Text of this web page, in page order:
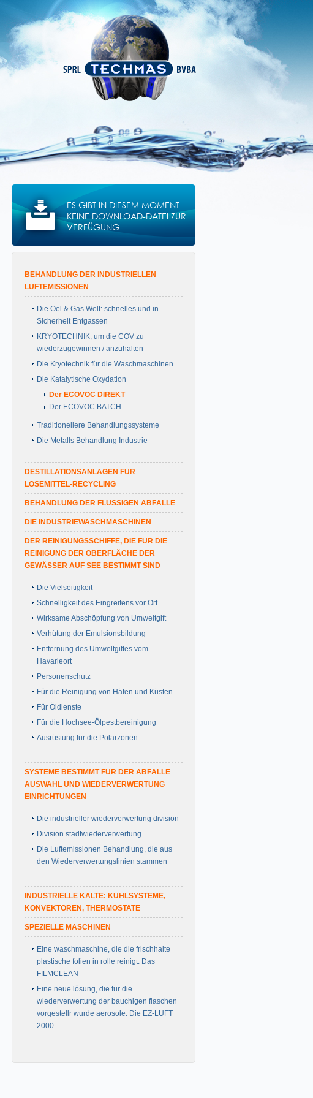
ES GIBT IN DIESEM MOMENT
KEINE DOWNLOAD-DATEI ZUR
VERFÜGUNG
BEHANDLUNG DER INDUSTRIELLEN
LUFTEMISSIONEN
Die Oel & Gas Welt: schnelles und in
Sicherheit Entgassen
KRYOTECHNIK, um die COV zu
wiederzugewinnen / anzuhalten
Die Kryotechnik für die Waschmaschinen
Die Katalytische Oxydation
Der ECOVOC DIREKT
Der ECOVOC BATCH
Traditionellere Behandlungssysteme
Die Metalls Behandlung Industrie
DESTILLATIONSANLAGEN FÜR
LÖSEMITTEL-RECYCLING
BEHANDLUNG DER FLÜSSIGEN ABFÄLLE
DIE INDUSTRIEWASCHMASCHINEN
DER REINIGUNGSSCHIFFE, DIE FÜR DIE
REINIGUNG DER OBERFLÄCHE DER
GEWÄSSER AUF SEE BESTIMMT SIND
Die Vielseitigkeit
Schnelligkeit des Eingreifens vor Ort
Wirksame Abschöpfung von Umweltgift
Verhütung der Emulsionsbildung
Entfernung des Umweltgiftes vom
Havarieort
Personenschutz
Für die Reinigung von Häfen und Küsten
Für Öldienste
Für die Hochsee-Ölpestbereinigung
Ausrüstung für die Polarzonen
SYSTEME BESTIMMT FÜR DER ABFÄLLE
AUSWAHL UND WIEDERVERWERTUNG
EINRICHTUNGEN
Die industrieller wiederverwertung division
Division stadtwiederverwertung
Die Luftemissionen Behandlung, die aus
den Wiederverwertungslinien stammen
INDUSTRIELLE KÄLTE: KÜHLSYSTEME,
KONVEKTOREN, THERMOSTATE
SPEZIELLE MASCHINEN
Eine waschmaschine, die die frischhalte
plastische folien in rolle reinigt: Das
FILMCLEAN
Eine neue lösung, die für die
wiederverwertung der bauchigen flaschen
vorgestellr wurde aerosole: Die EZ-LUFT
2000